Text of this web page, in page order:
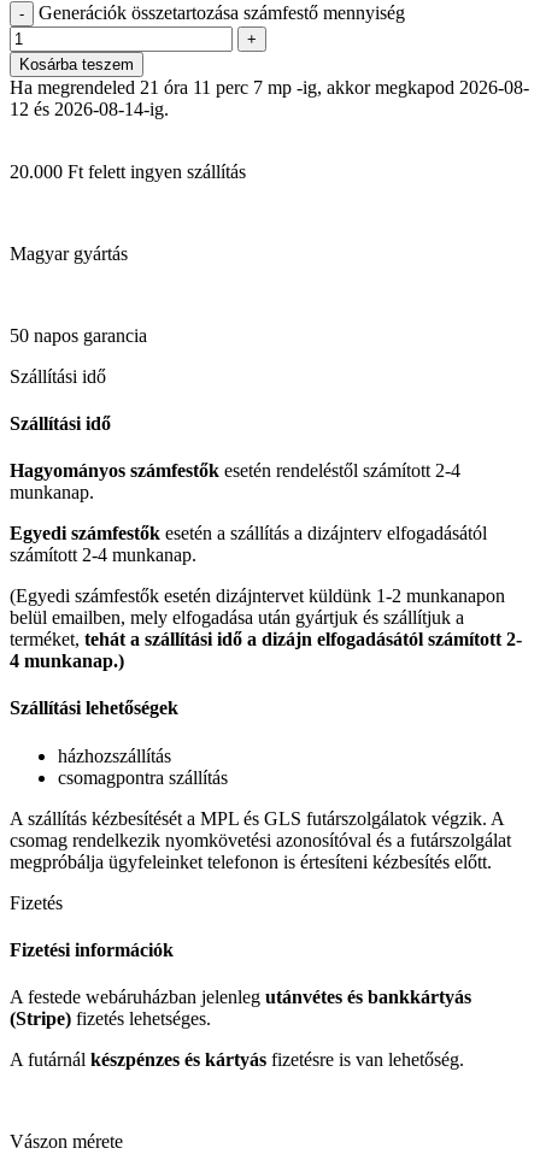
- Generációk összetartozása számfestő mennyiség
+
Kosárba teszem
Ha megrendeled 21 óra 11 perc 6 mp -ig, akkor megkapod 2026-08-
12 és 2026-08-14-ig.
20.000 Ft felett ingyen szállítás
Magyar gyártás
50 napos garancia
Szállítási idő
Szállítási idő
Hagyományos számfestők esetén rendeléstől számított 2-4
munkanap.
Egyedi számfestők esetén a szállítás a dizájnterv elfogadásától
számított 2-4 munkanap.
(Egyedi számfestők esetén dizájntervet küldünk 1-2 munkanapon
belül emailben, mely elfogadása után gyártjuk és szállítjuk a
terméket, tehát a szállítási idő a dizájn elfogadásától számított 2-
4 munkanap.)
Szállítási lehetőségek
házhozszállítás
csomagpontra szállítás
A szállítás kézbesítését a MPL és GLS futárszolgálatok végzik. A
csomag rendelkezik nyomkövetési azonosítóval és a futárszolgálat
megpróbálja ügyfeleinket telefonon is értesíteni kézbesítés előtt.
Fizetés
Fizetési információk
A festede webáruházban jelenleg utánvétes és bankkártyás
(Stripe) fizetés lehetséges.
A futárnál készpénzes és kártyás fizetésre is van lehetőség.
Vászon mérete